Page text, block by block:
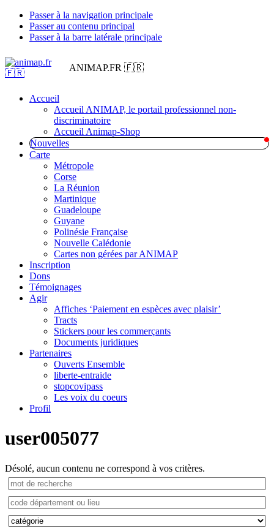
Passer à la navigation principale
Passer au contenu principal
Passer à la barre latérale principale
ANIMAP.FR 🇫🇷
Accueil
Accueil ANIMAP, le portail professionnel non-
discriminatoire
Accueil Animap-Shop
Nouvelles
Carte
Métropole
Corse
La Réunion
Martinique
Guadeloupe
Guyane
Polinésie Française
Nouvelle Calédonie
Cartes non gérées par ANIMAP
Inscription
Dons
Témoignages
Agir
Affiches ‘Paiement en espèces avec plaisir’
Tracts
Stickers pour les commerçants
Documents juridiques
Partenaires
Ouverts Ensemble
liberte-entraide
stopcovipass
Les voix du coeurs
Profil
user005077
Désolé, aucun contenu ne correspond à vos critères.